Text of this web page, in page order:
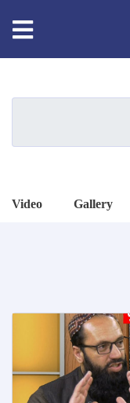
Gallery
Video